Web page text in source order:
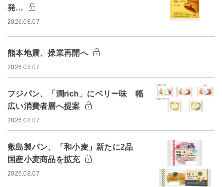
発…
2026.08.07
熊本地震、操業再開へ
2026.08.07
フジパン、「潤rich」にベリー味 幅
広い消費者層へ提案
2026.08.07
敷島製パン、「和小麦」新たに2品
国産小麦商品を拡充
2026.08.07